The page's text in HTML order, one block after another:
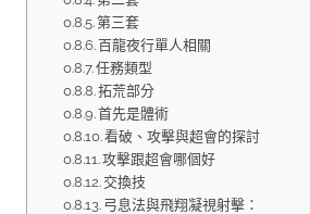
第三套
百龍夜行單人相關
任務類型
拓荒部分
首先是體術
看破、攻擊與超會的探討
攻擊跟超會哪個好
交換技
弓息法與飛翔凝視射擊：